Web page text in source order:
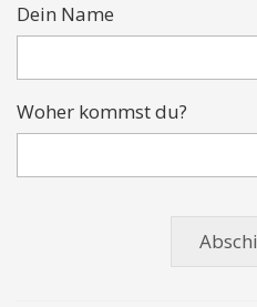
Dein Name
Woher kommst du?